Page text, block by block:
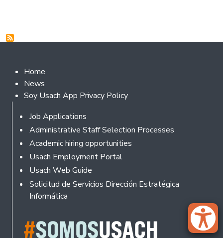
Footer 2
Home
News
Soy Usach App Privacy Policy
Footer
Job Applications
Administrative Staff Selection Processes
Academic hiring opportunities
Usach Employment Portal
Usach Web Guide
Solicitud de Servicios Dirección Estratégica
Informática